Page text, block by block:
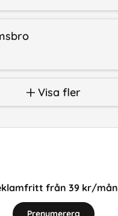
Visa fler
från 39 kr/mån
Prenumerera